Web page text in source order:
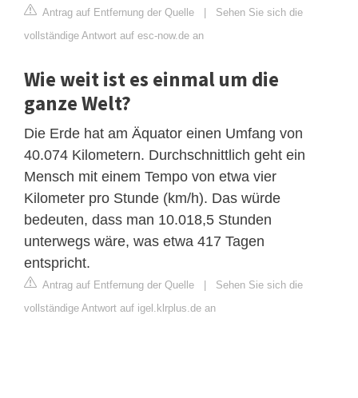
Antrag auf Entfernung der Quelle
Sehen Sie sich die
vollständige Antwort auf esc-now.de an
Wie weit ist es einmal um die
ganze Welt?
Die Erde hat am Äquator einen Umfang von
40.074 Kilometern. Durchschnittlich geht ein
Mensch mit einem Tempo von etwa vier
Kilometer pro Stunde (km/h). Das würde
bedeuten, dass man 10.018,5 Stunden
unterwegs wäre, was etwa 417 Tagen
entspricht.
Antrag auf Entfernung der Quelle
Sehen Sie sich die
vollständige Antwort auf igel.klrplus.de an